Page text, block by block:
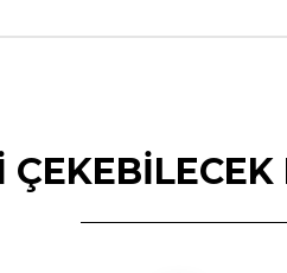
ÇEKEBİLECEK